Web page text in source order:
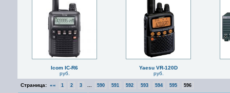
Icom IC-R6
руб.
Yaesu VR-120D
руб.
Страница: «« 1 2 3 590 591 592 593 594 595 596